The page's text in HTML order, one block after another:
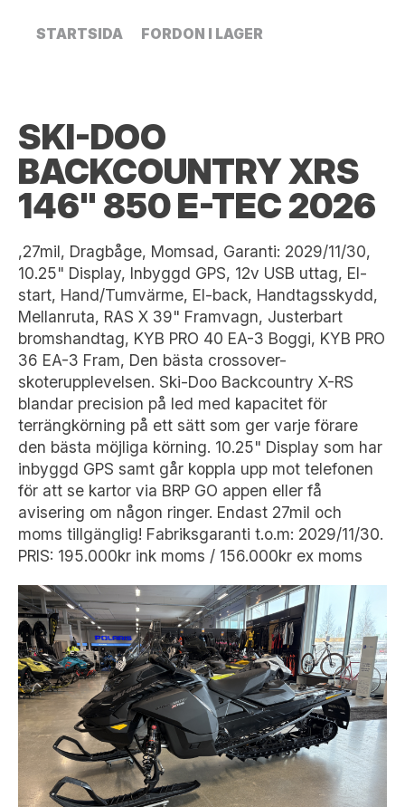
STARTSIDA FORDON I LAGER
SKI-DOO
BACKCOUNTRY XRS
146" 850 E-TEC 2026
,27mil, Dragbåge, Momsad, Garanti: 2029/11/30,
10.25" Display, Inbyggd GPS, 12v USB uttag, El-
start, Hand/Tumvärme, El-back, Handtagsskydd,
Mellanruta, RAS X 39" Framvagn, Justerbart
bromshandtag, KYB PRO 40 EA-3 Boggi, KYB PRO
36 EA-3 Fram, Den bästa crossover-
skoterupplevelsen. Ski-Doo Backcountry X-RS
blandar precision på led med kapacitet för
terrängkörning på ett sätt som ger varje förare
den bästa möjliga körning. 10.25" Display som har
inbyggd GPS samt går koppla upp mot telefonen
för att se kartor via BRP GO appen eller få
avisering om någon ringer. Endast 27mil och
moms tillgänglig! Fabriksgaranti t.o.m: 2029/11/30.
PRIS: 195.000kr ink moms / 156.000kr ex moms